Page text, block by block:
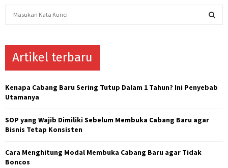
o
r
Artikel terbaru
Kenapa Cabang Baru Sering Tutup Dalam 1 Tahun? Ini Penyebab
Utamanya
SOP yang Wajib Dimiliki Sebelum Membuka Cabang Baru agar
Bisnis Tetap Konsisten
Cara Menghitung Modal Membuka Cabang Baru agar Tidak
Boncos